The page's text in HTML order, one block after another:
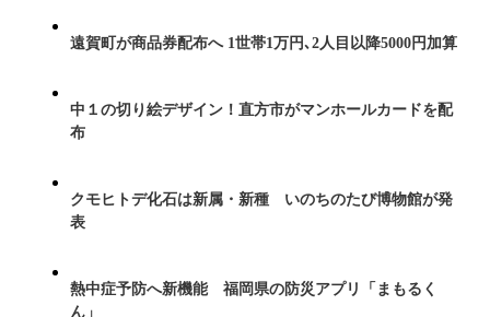
遠賀町が商品券配布へ 1世帯1万円､2人目以降5000円加算
中１の切り絵デザイン！直方市がマンホールカードを配
布
クモヒトデ化石は新属・新種 いのちのたび博物館が発
表
熱中症予防へ新機能 福岡県の防災アプリ「まもるく
ん」